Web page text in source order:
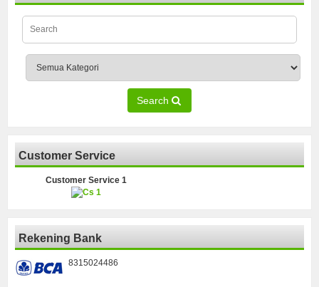
Search
Customer Service
Customer Service 1
Rekening Bank
8315024486